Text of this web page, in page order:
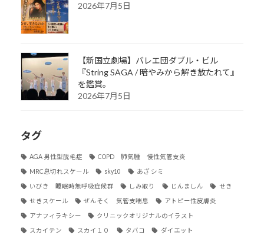
2026年7月5日
【新国立劇場】バレエ団ダブル・ビル
『String SAGA / 暗やみから解き放たれて』
を鑑賞。
2026年7月5日
タグ
AGA 男性型脱毛症 COPD 肺気腫 慢性気管支炎
MRC息切れスケール sky10 あざ シミ
いびき 睡眠時無呼吸症候群 しみ取り じんましん せき
せきスケール ぜんそく 気管支喘息 アトピー性皮膚炎
アナフィラキシー クリニックオリジナルのイラスト
スカイテン スカイ１０ タバコ ダイエット